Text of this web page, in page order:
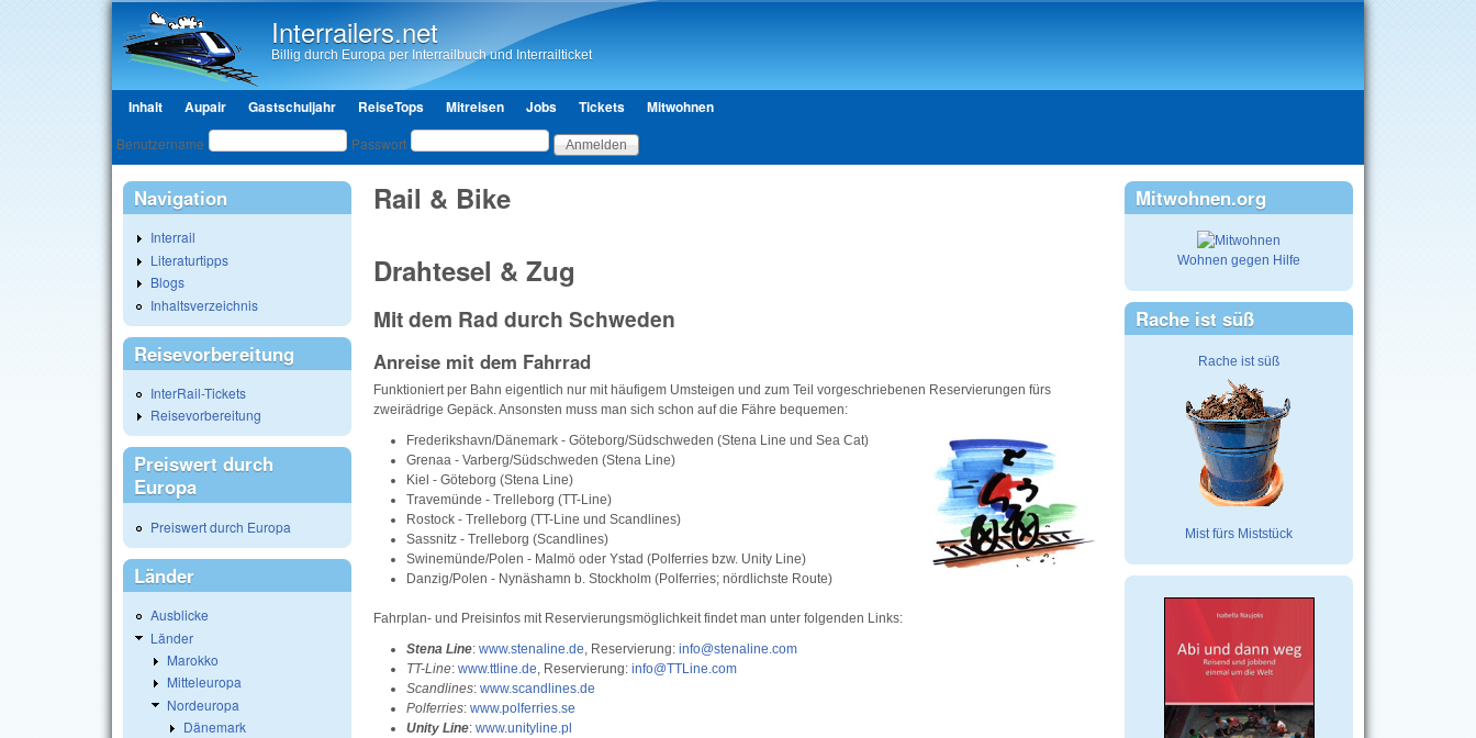
Interrailers.net
Billig durch Europa per Interrailbuch und Interrailticket
Hauptmenü
Inhalt Aupair Gastschuljahr ReiseTops Mitreisen Jobs Tickets Mitwohnen
Benutzeranmeldung
Benutzername Passwort
Rail & Bike
Drahtesel & Zug
Mit dem Rad durch Schweden
Anreise mit dem Fahrrad
Funktioniert per Bahn eigentlich nur mit häufigem Umsteigen und zum Teil vorgeschriebenen Reservierungen fürs
zweirädrige Gepäck. Ansonsten muss man sich schon auf die Fähre bequemen:
Frederikshavn/Dänemark - Göteborg/Südschweden (Stena Line und Sea Cat)
Grenaa - Varberg/Südschweden (Stena Line)
Kiel - Göteborg (Stena Line)
Travemünde - Trelleborg (TT-Line)
Rostock - Trelleborg (TT-Line und Scandlines)
Sassnitz - Trelleborg (Scandlines)
Swinemünde/Polen - Malmö oder Ystad (Polferries bzw. Unity Line)
Danzig/Polen - Nynäshamn b. Stockholm (Polferries; nördlichste Route)
Fahrplan- und Preisinfos mit Reservierungsmöglichkeit findet man unter folgenden Links:
Stena Line: www.stenaline.de , Reservierung: info@stenaline.com
TT-Line: www.ttline.de , Reservierung: info@TTLine.com
Scandlines: www.scandlines.de
Polferries: www.polferries.se
Unity Line: www.unityline.pl
Navigation
Interrail
Literaturtipps
Blogs
Inhaltsverzeichnis
Reisevorbereitung
InterRail-Tickets
Reisevorbereitung
Preiswert durch
Europa
Preiswert durch Europa
Länder
Ausblicke
Länder
Marokko
Mitteleuropa
Nordeuropa
Dänemark
Mitwohnen.org
Wohnen gegen Hilfe
Rache ist süß
Rache ist süß
Mist fürs Miststück